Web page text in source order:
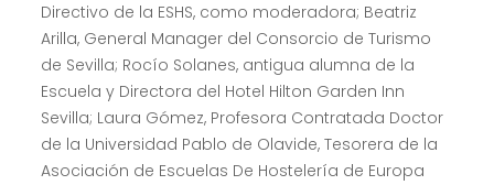
Directivo de la ESHS, como moderadora; Beatriz
Arilla, General Manager del Consorcio de Turismo
de Sevilla; Rocío Solanes, antigua alumna de la
Escuela y Directora del Hotel Hilton Garden Inn
Sevilla; Laura Gómez, Profesora Contratada Doctor
de la Universidad Pablo de Olavide, Tesorera de la
Asociación de Escuelas De Hostelería de Europa